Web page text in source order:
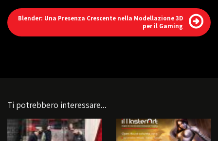
Blender: Una Presenza Crescente nella Modellazione 3D
per il Gaming
Ti potrebbero interessare...